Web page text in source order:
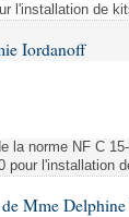
l'installation de
Iordanoff
la norme NF C
pour l'installation
Mme